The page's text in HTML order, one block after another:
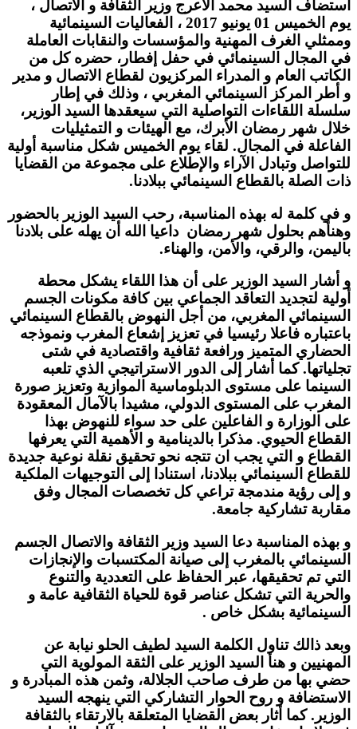
استضاف السيد محمد الأعرج وزير الثقافة و الاتصال ،
يوم الخميس 01 يونيو 2017 ، الفعاليات السينمائية
وممثلي الغرف المهنية والمؤسسات والنقابات العاملة
في المجال السينمائي في حفل إفطار، حضره كل من
الكاتب العام و المدراء المركزيون لقطاع الاتصال و مدير
و أطر المركز السينمائي المغربي ، وذلك في إطار
سلسلة اللقاءات التواصلية التي سيعقدها السيد الوزير،
خلال شهر رمضان الأبرك، مع الهيئات و التمثيليات
الفاعلة في المجال. لقاء يوم الخميس شكل مناسبة أولية
للتواصل وتبادل الآراء والإطلاع على مجموعة من القضايا
ذات الصلة بالقطاع السينمائي ببلادنا.
و في كلمة له بهذه المناسبة، رحب السيد الوزير بالحضور
وهنأهم بحلول شهر رمضان داعيا الله أن يهله على بلادنا
باليمن، والرقي، والأمن، والهناء.
و أشار السيد الوزير على أن هذا اللقاء يشكل محطة
أولية لتجديد التعاقد الجماعي بين كافة مكونات الجسم
السينمائي المغربي، من أجل النهوض بالقطاع السينمائي
باعتباره فاعلا رئيسيا في تعزيز إشعاع المغرب ونموذجه
الحضاري المتميز ورافعة ثقافية واقتصادية في شتى
تجلياتها. كما أشار إلى الدور الاستراتيجي الذي تلعبه
السينما على مستوى الدبلوماسية الموازية وتعزيز صورة
المغرب على المستوى الدولي، مشيدا بالآمال المعقودة
على الوزارة و الفاعلين على حد سواء للنهوض بهذا
القطاع الحيوي. مذكرا بالدينامية و الأهمية التي يعرفها
القطاع و التي يجب ان تتجه نحو تحقيق نقلة نوعية جديدة
للقطاع السينمائي ببلادنا، استنادا إلى التوجيهات الملكية
و إلى رؤية مندمجة تراعي كل تخصصات المجال وفق
مقاربة تشاركية جامعة.
و بهذه المناسبة دعا السيد وزير الثقافة والاتصال الجسم
السينمائي بالمغرب إلى صيانة المكتسبات والإنجازات
التي تم تحقيقها، عبر الحفاظ على التعددية والتنوع
والحرية التي تشكل عناصر قوة للحياة الثقافية عامة و
السينمائية بشكل خاص .
وبعد ذالك تناول الكلمة السيد لطيف الحلو نيابة عن
المهنيين و هنأ السيد الوزير على الثقة المولوية التي
حضي بها من طرف صاحب الجلالة، وثمن هذه المبادرة و
الاستضافة و روح الحوار التشاركي التي ينهجه السيد
الوزير. كما أثار بعض القضايا المتعلقة بالارتقاء بالثقافة